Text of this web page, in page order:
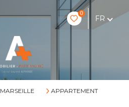
0
FR
MARSEILLE APPARTEMENT